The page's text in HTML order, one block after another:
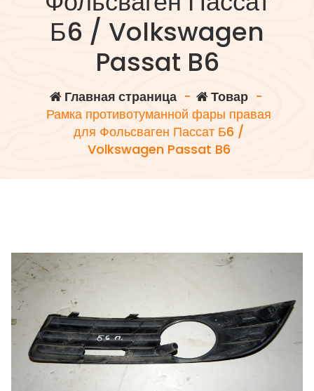
Б6 / Volkswagen
Passat B6
Главная страница- Товар-
Рамка противотуманной фары правая
для Фольсваген Пассат Б6 /
Volkswagen Passat B6